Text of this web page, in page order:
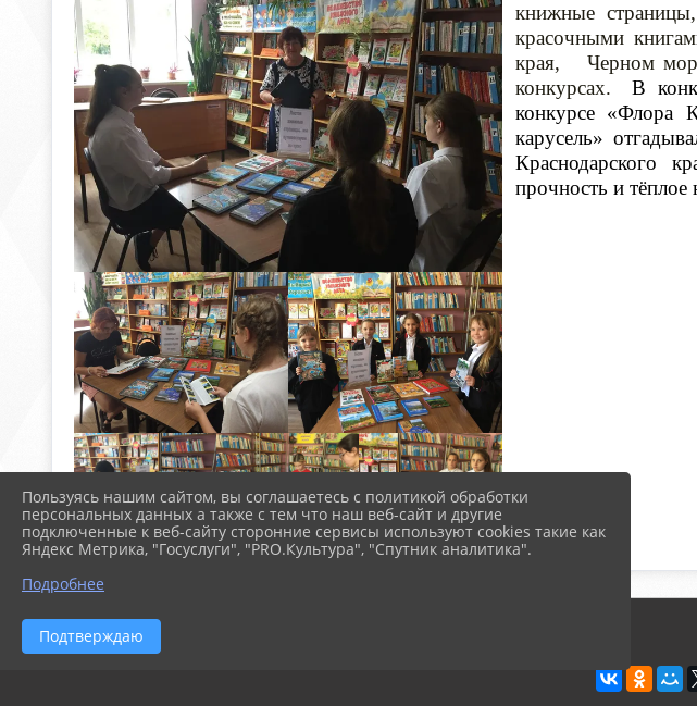
книжные
красочными
края, Черном
конкурсах.
В
конкурсе «Флора
карусель»
Краснодарского
прочность и
Пользуясь нашим сайтом, вы соглашаетесь с политикой обработки
персональных данных а также с тем что наш веб-сайт и другие
подключенные к веб-сайту сторонние сервисы используют cookies такие как
Яндекс Метрика, "Госуслуги", "PRO.Культура", "Спутник аналитика".
Подробнее
Подтверждаю